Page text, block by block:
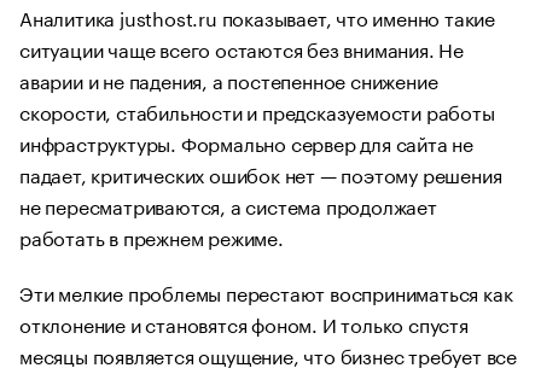
Аналитика justhost.ru показывает, что именно такие
ситуации чаще всего остаются без внимания. Не
аварии и не падения, а постепенное снижение
скорости, стабильности и предсказуемости работы
инфраструктуры. Формально сервер для сайта не
падает, критических ошибок нет — поэтому решения
не пересматриваются, а система продолжает
работать в прежнем режиме.
Эти мелкие проблемы перестают восприниматься как
отклонение и становятся фоном. И только спустя
месяцы появляется ощущение, что бизнес требует все